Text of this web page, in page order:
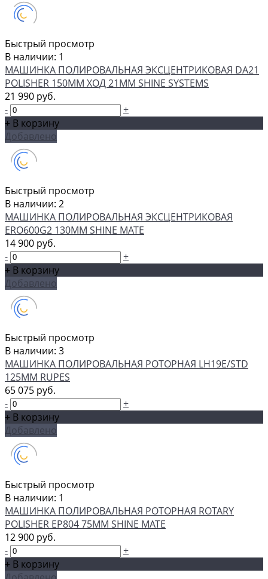
Быстрый просмотр
В наличии: 1
МАШИНКА ПОЛИРОВАЛЬНАЯ ЭКСЦЕНТРИКОВАЯ DA21
POLISHER 150ММ ХОД 21ММ SHINE SYSTEMS
21 990 руб.
-
+
+ В корзину
Добавлено
Быстрый просмотр
В наличии: 2
МАШИНКА ПОЛИРОВАЛЬНАЯ ЭКCЦЕНТРИКОВАЯ
ERO600G2 130MM SHINE MATE
14 900 руб.
-
+
+ В корзину
Добавлено
Быстрый просмотр
В наличии: 3
МАШИНКА ПОЛИРОВАЛЬНАЯ РОТОРНАЯ LH19E/STD
125ММ RUPES
65 075 руб.
-
+
+ В корзину
Добавлено
Быстрый просмотр
В наличии: 1
МАШИНКА ПОЛИРОВАЛЬНАЯ РОТОРНАЯ ROTARY
POLISHER EP804 75MM SHINE MATE
12 900 руб.
-
+
+ В корзину